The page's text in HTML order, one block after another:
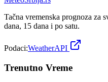
Tačna vremenska prognoza za
dana, 15 dana i po satu.
Podaci:WeatherAPI
Trenutno Vreme